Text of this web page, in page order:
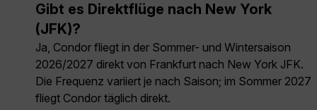
Gibt es Direktflüge nach New York
(JFK)?
Ja, Condor fliegt in der Sommer- und Wintersaison
2026/2027 direkt von Frankfurt nach New York JFK.
Die Frequenz variiert je nach Saison; im Sommer 2027
fliegt Condor täglich direkt.